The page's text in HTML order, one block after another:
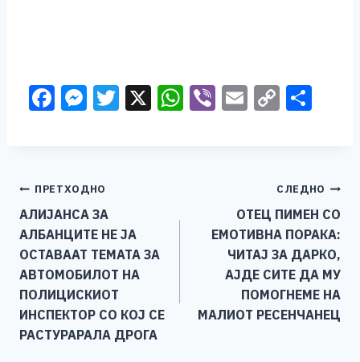
F
b
o
o
k
M
n
g
er
T X W Vi E C
Li
n
k
Навигација
на
напис
ПРЕТХОДНО
АЛИЈАНСА ЗА
АЛБАНЦИТЕ НЕ ЈА
ОСТАВААТ ТЕМАТА ЗА
АВТОМОБИЛОТ НА
ПОЛИЦИСКИОТ
ИНСПЕКТОР СО КОЈ СЕ
РАСТУРАРАЛА ДРОГА
СЛЕДНО
ОТЕЦ ПИМЕН СО
ЕМОТИВНА ПОРАКА:
ЧИТАЈ ЗА ДАРКО,
АЈДЕ СИТЕ ДА МУ
ПОМОГНЕМЕ НА
МАЛИОТ РЕСЕНЧАНЕЦ